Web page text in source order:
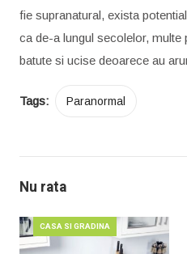
fie supranatural, exista
ca de-a lungul secolelor, multe
batute si ucise deoarece au
Tags: Paranormal
Nu rata
CASA SI GRADINA